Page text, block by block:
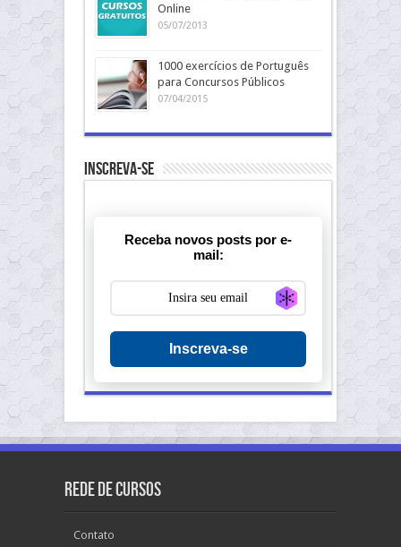
Online
05/07/2013
1000 exercícios de Português
para Concursos Públicos
07/04/2015
Inscreva-se
Receba novos posts por e-
mail:
Generate new
Inscreva-se
Rede de Cursos
Contato